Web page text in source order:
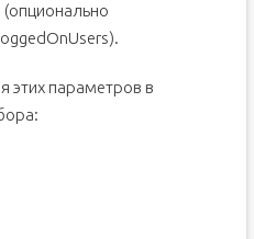
этих параметров в